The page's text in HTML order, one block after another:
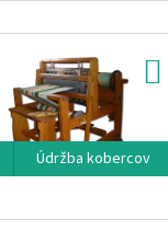
Údržba kobercov